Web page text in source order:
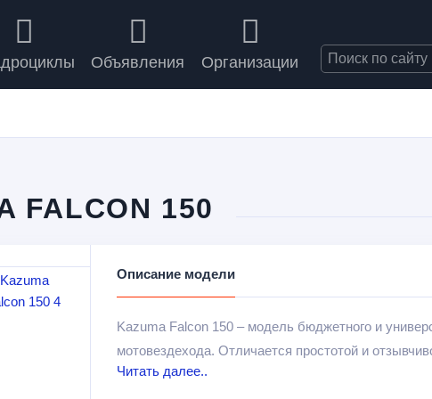
Объявления Организации
150
Описание модели
Kazuma Falcon 150 – модель бюджетного и
мотовездехода. Отличается простотой и
и детей.
Читать далее..